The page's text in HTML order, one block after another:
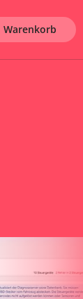
Warenkorb